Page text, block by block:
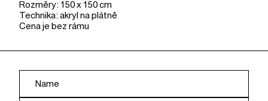
Rozměry: 150 x 150 cm
Technika: akryl na plátně
Cena je bez rámu